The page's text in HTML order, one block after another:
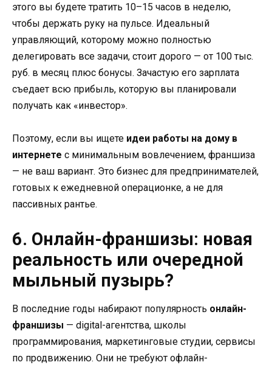
этого вы будете тратить 10–15 часов в неделю,
чтобы держать руку на пульсе. Идеальный
управляющий, которому можно полностью
делегировать все задачи, стоит дорого — от 100 тыс.
руб. в месяц плюс бонусы. Зачастую его зарплата
съедает всю прибыль, которую вы планировали
получать как «инвестор».
Поэтому, если вы ищете идеи работы на дому в
интернете с минимальным вовлечением, франшиза
— не ваш вариант. Это бизнес для предпринимателей,
готовых к ежедневной операционке, а не для
пассивных рантье.
6. Онлайн-франшизы: новая
реальность или очередной
мыльный пузырь?
В последние годы набирают популярность онлайн-
франшизы — digital-агентства, школы
программирования, маркетинговые студии, сервисы
по продвижению. Они не требуют офлайн-